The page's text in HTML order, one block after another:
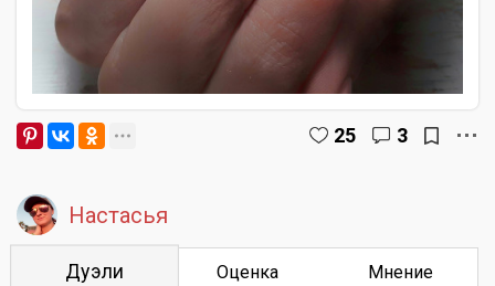
25 3
Настасья
Дуэли Оценка Мнение